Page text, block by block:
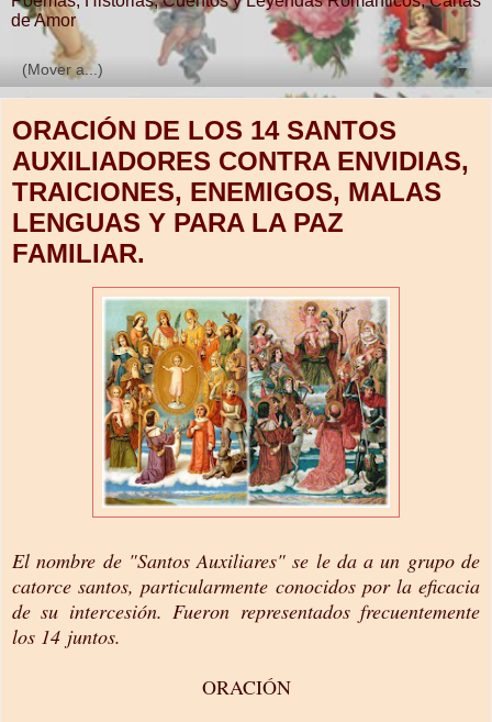
de Amor
▼
ORACIÓN DE LOS 14 SANTOS
AUXILIADORES CONTRA ENVIDIAS,
TRAICIONES, ENEMIGOS, MALAS
LENGUAS Y PARA LA PAZ
FAMILIAR.
El nombre de "Santos Auxiliares" se le da a un grupo de
catorce santos, particularmente conocidos por la eficacia
de su intercesión. Fueron representados frecuentemente
los 14 juntos.
ORACIÓN